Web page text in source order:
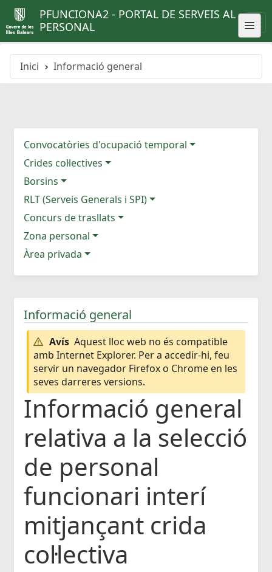
PFUNCIONA2 - PORTAL DE SERVEIS AL
PERSONAL
Inici Informació general
Convocatòries d'ocupació temporal
Crides col·lectives
Borsins
RLT (Serveis Generals i SPI)
Concurs de trasllats
Zona personal
Àrea privada
Informació general
Avís Aquest lloc web no és compatible
amb Internet Explorer. Per a accedir-hi, feu
servir un navegador Firefox o Chrome en les
seves darreres versions.
Informació general
relativa a la selecció
de personal
funcionari interí
mitjançant crida
col·lectiva